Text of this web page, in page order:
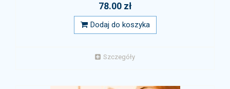
78.00 zł
Dodaj do koszyka
Szczegóły